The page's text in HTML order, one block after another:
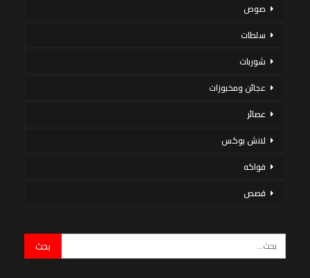
صوص
سلطات
شوربات
عجائن ومخبوزات
عصائر
لانش بوكس
فواكه
قصص